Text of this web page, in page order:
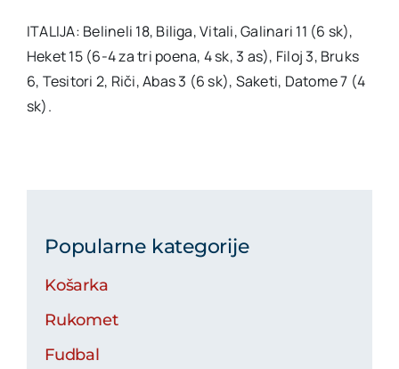
ITALIJA: Belineli 18, Biliga, Vitali, Galinari 11 (6 sk),
Heket 15 (6-4 za tri poena, 4 sk, 3 as), Filoj 3, Bruks
6, Tesitori 2, Riči, Abas 3 (6 sk), Saketi, Datome 7 (4
sk).
Popularne kategorije
Košarka
Rukomet
Fudbal